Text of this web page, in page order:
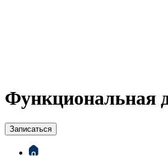
Функциональная
Записаться